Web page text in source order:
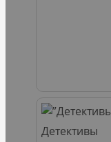
Детективы